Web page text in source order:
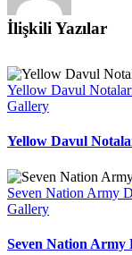
İlişkili Yazılar
Yellow Davul
Gallery
Yellow Davul
Seven Nation Army
Gallery
Seven Nation Army